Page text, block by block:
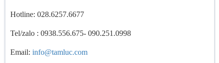
Hotline: 028.6257.6677
Tel/zalo : 0938.556.675- 090.251.0998
Email: info@tamluc.com